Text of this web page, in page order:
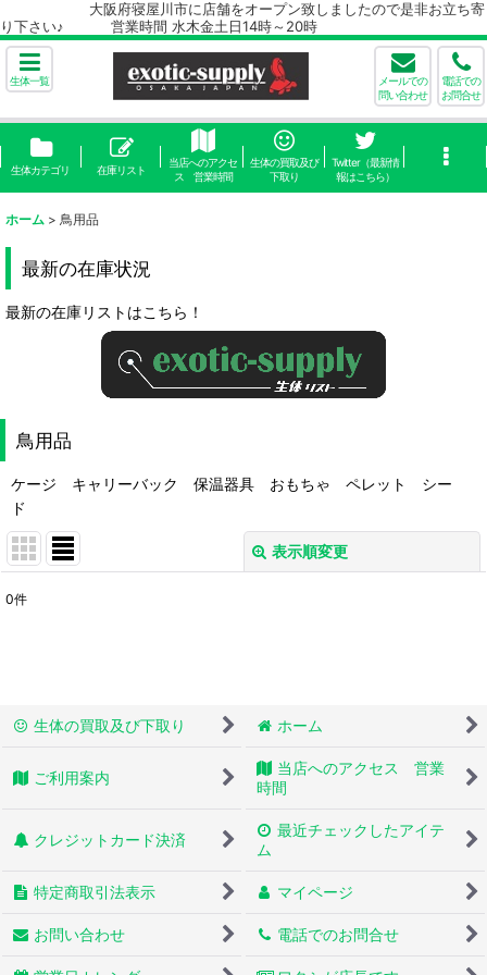
大阪府寝屋川市に店舗をオープン致しましたので是非お立ち寄
り下さい♪ 営業時間 水木金土日14時～20時
生体一覧
メールでの
問い合わせ
電話での
お問合せ
生体カテゴリ 在庫リスト
当店へのアクセ
ス 営業時間
生体の買取及び
下取り
Twitter（最新情
報はこちら）
ホーム > 鳥用品
最新の在庫状況
最新の在庫リストはこちら！
鳥用品
ケージ キャリーバック 保温器具 おもちゃ ペレット シー
ド
表示順変更
絞り込む
0件
生体の買取及び下取り ホーム
ご利用案内
当店へのアクセス 営業
時間
クレジットカード決済
最近チェックしたアイテ
ム
特定商取引法表示 マイページ
お問い合わせ 電話でのお問合せ